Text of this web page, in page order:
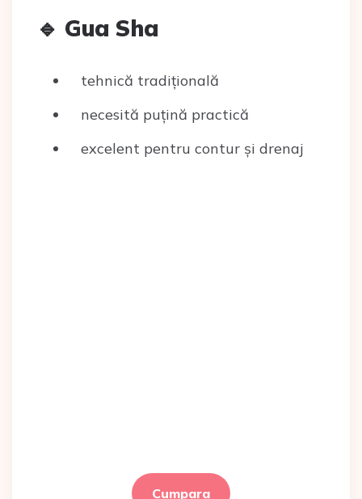
🔹 Gua Sha
tehnică tradițională
necesită puțină practică
excelent pentru contur și drenaj
Cumpara